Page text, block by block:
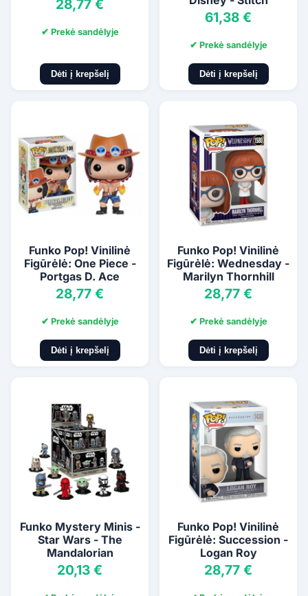
28,77 €
✔ Prekė sandėlyje
Dėti į krepšelį
61,38 €
✔ Prekė sandėlyje
Dėti į krepšelį
Funko Pop! Vinilinė
Figūrėlė: One Piece -
Portgas D. Ace
28,77 €
✔ Prekė sandėlyje
Dėti į krepšelį
Funko Pop! Vinilinė
Figūrėlė: Wednesday -
Marilyn Thornhill
28,77 €
✔ Prekė sandėlyje
Dėti į krepšelį
Funko Mystery Minis -
Star Wars - The
Mandalorian
20,13 €
Funko Pop! Vinilinė
Figūrėlė: Succession -
Logan Roy
28,77 €